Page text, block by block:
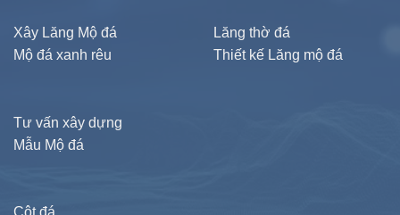
Xây Lăng Mộ đá
Mộ đá xanh rêu
Lăng thờ đá
Thiết kế Lăng mộ đá
Tư vấn xây dựng
Mẫu Mộ đá